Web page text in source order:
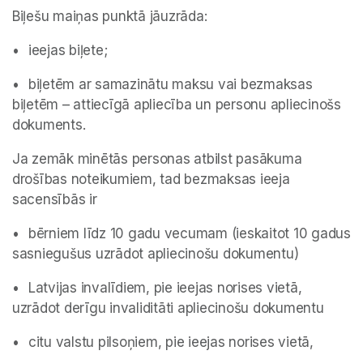
Biļešu maiņas punktā jāuzrāda:
•	ieejas biļete;
•	biļetēm ar samazinātu maksu vai bezmaksas
biļetēm – attiecīgā apliecība un personu apliecinošs
dokuments.
Ja zemāk minētās personas atbilst pasākuma
drošības noteikumiem, tad bezmaksas ieeja
sacensībās ir
•	bērniem līdz 10 gadu vecumam (ieskaitot 10 gadus
sasniegušus uzrādot apliecinošu dokumentu)
•	Latvijas invalīdiem, pie ieejas norises vietā,
uzrādot derīgu invaliditāti apliecinošu dokumentu
•	citu valstu pilsoņiem, pie ieejas norises vietā,